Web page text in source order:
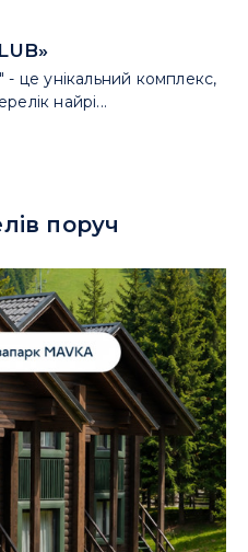
- це унікальний комплекс,
найрі...
поруч